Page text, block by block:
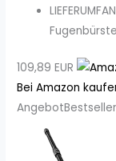
109,89 EUR
Bei Amazon
Angebot